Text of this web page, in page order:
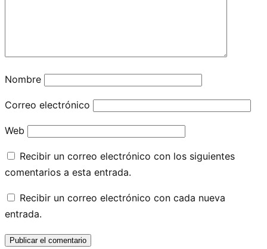
Nombre
Correo electrónico
Web
Recibir un correo electrónico con los siguientes
comentarios a esta entrada.
Recibir un correo electrónico con cada nueva
entrada.